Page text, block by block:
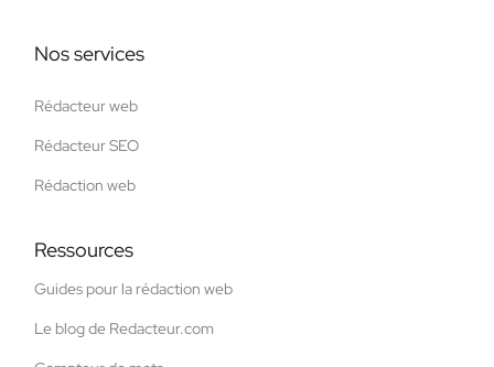
Nos services
Rédacteur web
Rédacteur SEO
Rédaction web
Ressources
Guides pour la rédaction web
Le blog de Redacteur.com